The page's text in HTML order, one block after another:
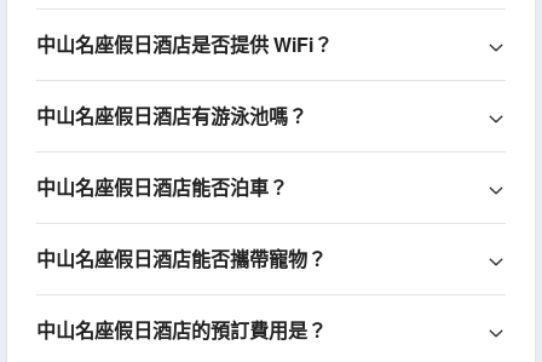
中山名座假日酒店是否提供 WiFi？
中山名座假日酒店有游泳池嗎？
中山名座假日酒店能否泊車？
中山名座假日酒店能否攜帶寵物？
中山名座假日酒店的預訂費用是？